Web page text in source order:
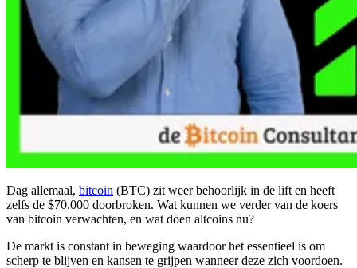
Dag allemaal, bitcoin (BTC) zit weer behoorlijk in de lift en heeft
zelfs de $70.000 doorbroken. Wat kunnen we verder van de koers
van bitcoin verwachten, en wat doen altcoins nu?
De markt is constant in beweging waardoor het essentieel is om
scherp te blijven en kansen te grijpen wanneer deze zich voordoen.